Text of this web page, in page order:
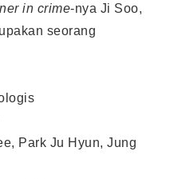
in crime-nya Ji Soo,
seorang
Park Ju Hyun, Jung